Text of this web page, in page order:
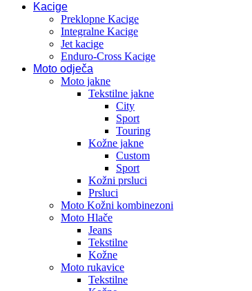
Kacige
Preklopne Kacige
Integralne Kacige
Jet kacige
Enduro-Cross Kacige
Moto odječa
Moto jakne
Tekstilne jakne
City
Sport
Touring
Kožne jakne
Custom
Sport
Kožni prsluci
Prsluci
Moto Kožni kombinezoni
Moto Hlače
Jeans
Tekstilne
Kožne
Moto rukavice
Tekstilne